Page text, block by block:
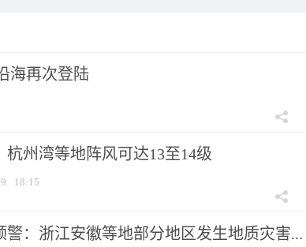
海再次登陆
杭州湾等地阵风可达13至14级
18:15
警：浙江安徽等地部分地区发生地质灾害...